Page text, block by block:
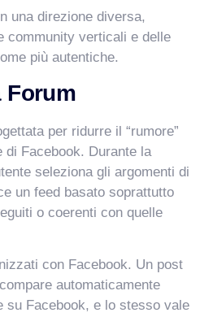
una direzione diversa,
community verticali e delle
più autentiche.
Forum
per ridurre il “rumore”
di Facebook. Durante la
seleziona gli argomenti di
un feed basato soprattutto
o coerenti con quelle
con Facebook. Un post
automaticamente
su Facebook, e lo stesso vale
AI Agent
AI di Vismarcorp. In